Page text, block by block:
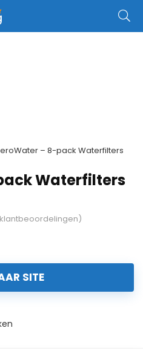
– 8-pack Waterfilters
Waterfilters
klantbeoordelingen)
SITE